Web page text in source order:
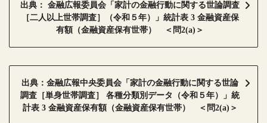
出典： 金融広報委員会「家計の金融行動に関する世論調査
［二人以上世帯調査］（令和５年）」統計表 3 金融資産保
有額（金融資産保有世帯） ＜問2(a)＞
出典：金融広報中央委員会「家計の金融行動に関する世論
調査［単身世帯調査］ 各種分類別データ（令和５年）」統
計表 3 金融資産保有額（金融資産保有世帯） ＜問2(a)＞